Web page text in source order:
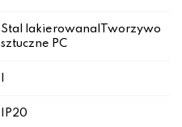
Stal lakierowana|Tworzywo
sztuczne PC
IP20